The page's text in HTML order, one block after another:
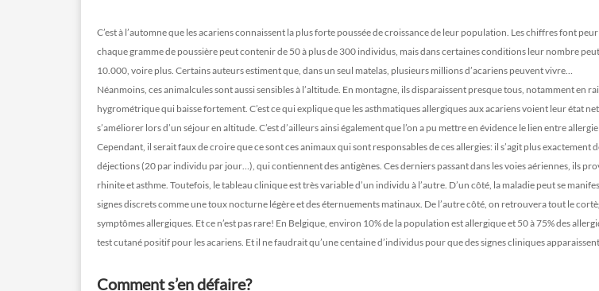
C’est à l’automne que les acariens connaissent la plus forte poussée de croissance de leur population. Les chiffres font
chaque gramme de poussière peut contenir de 50 à plus de 300 individus, mais dans certaines conditions leur nombre
10.000, voire plus. Certains auteurs estiment que, dans un seul matelas, plusieurs millions d’acariens peuvent vivre…
Néanmoins, ces animalcules sont aussi sensibles à l’altitude. En montagne, ils disparaissent presque tous, notamment en
hygrométrique qui baisse fortement. C’est ce qui explique que les asthmatiques allergiques aux acariens voient leur état
s’améliorer lors d’un séjour en altitude. C’est d’ailleurs ainsi également que l’on a pu mettre en évidence le lien entre
Cependant, il serait faux de croire que ce sont ces animaux qui sont responsables de ces allergies: il s’agit plus exactement
déjections (20 par individu par jour…), qui contiennent des antigènes. Ces derniers passant dans les voies aériennes, ils
rhinite et asthme. Toutefois, le tableau clinique est très variable d’un individu à l’autre. D’un côté, la maladie peut se
signes discrets comme une toux nocturne légère et des éternuements matinaux. De l’autre côté, on retrouvera tout le
symptômes allergiques. Et ce n’est pas rare! En Belgique, environ 10% de la population est allergique et 50 à 75% des
test cutané positif pour les acariens. Et il ne faudrait qu’une centaine d’individus pour que des signes cliniques
Comment s’en défaire?